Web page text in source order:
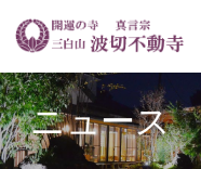
ニュース